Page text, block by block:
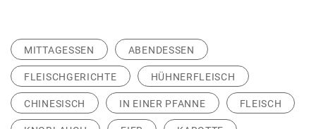
MITTAGESSEN ABENDESSEN
FLEISCHGERICHTE HÜHNERFLEISCH
CHINESISCH IN EINER PFANNE FLEISCH